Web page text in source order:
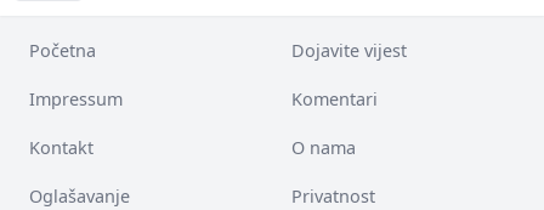
Početna Dojavite vijest
Impressum Komentari
Kontakt O nama
Oglašavanje Privatnost